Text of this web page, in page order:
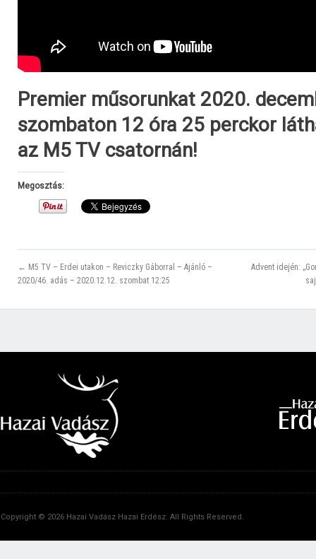
Premier műsorunkat 2020.
szombaton 12 óra 25 perckor
az M5 TV csatornán!
Megosztás:
← M5 TV – Erdei utakon – Reviczky Gáborral – Ajánló –
2020/46. adás – 2020.12.12. szombat 12:25
Advent idején:
Copyright © 2026 Hazai Vadász Hazai Erdész. All Rights Reserved.